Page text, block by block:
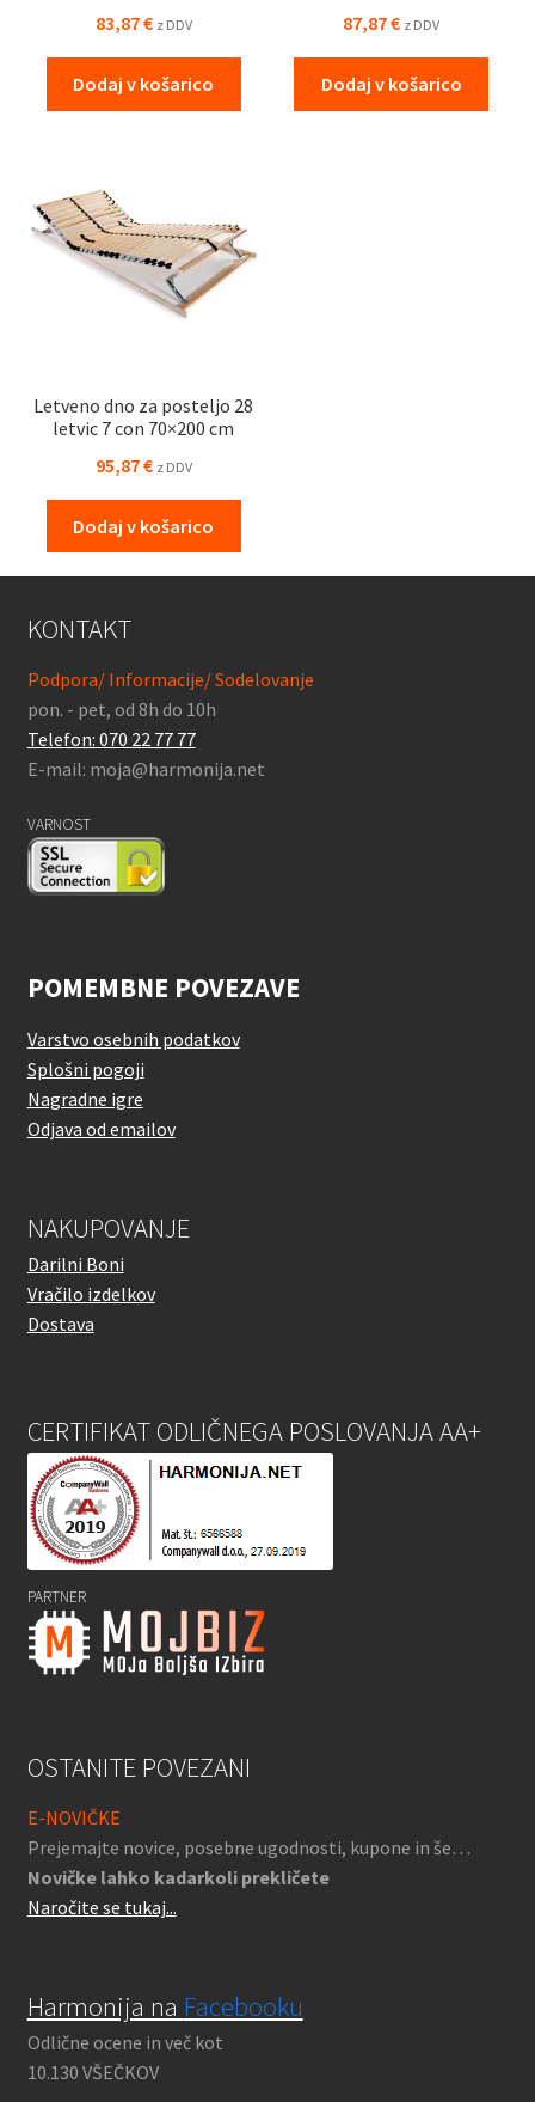
83,87€ z DDV
Dodaj v košarico
87,87€ z DDV
Dodaj v košarico
Letveno dno za posteljo 28
letvic 7 con 70×200 cm
95,87€ z DDV
Dodaj v košarico
KONTAKT
Podpora/ Informacije/ Sodelovanje
pon. - pet, od 8h do 10h
Telefon: 070 22 77 77
E-mail: moja@harmonija.net
VARNOST
POMEMBNE POVEZAVE
Varstvo osebnih podatkov
Splošni pogoji
Nagradne igre
Odjava od emailov
NAKUPOVANJE
Darilni Boni
Vračilo izdelkov
Dostava
CERTIFIKAT ODLIČNEGA POSLOVANJA AA+
PARTNER
OSTANITE POVEZANI
E-NOVIČKE
Prejemajte novice, posebne ugodnosti, kupone in še…
Novičke lahko kadarkoli prekličete
Naročite se tukaj...
Harmonija na Facebooku
Odlične ocene in več kot
10.130 VŠEČKOV